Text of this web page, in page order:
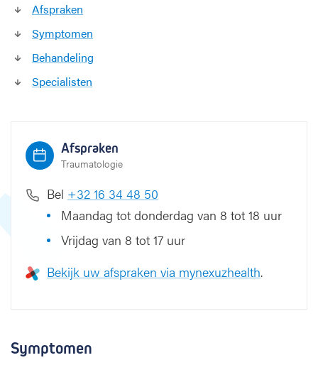
b
e
n
Afspraken
Symptomen
Behandeling
Specialisten
Afspraken
Traumatologie
Bel +32 16 34 48 50
Maandag tot donderdag van 8 tot 18 uur
Vrijdag van 8 tot 17 uur
Bekijk uw afspraken via mynexuzhealth.
Symptomen